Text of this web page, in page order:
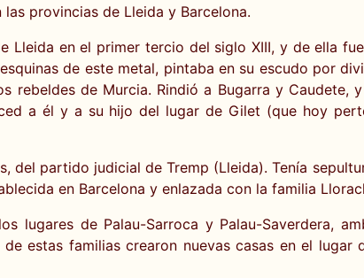
provincias de Lleida y Barcelona.
en el primer tercio del siglo XIII, y de ella
de este metal, pintaba en su escudo por
de Murcia. Rindió a Bugarra y Caudete,
a él y a su hijo del lugar de Gilet (que hoy
del partido judicial de Tremp (Lleida). Tenía
en Barcelona y enlazada con la familia
lugares de Palau-Sarroca y Palau-Saverdera,
estas familias crearon nuevas casas en el